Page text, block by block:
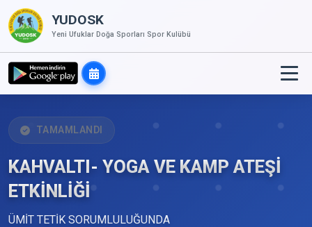
YUDOSK
Yeni Ufuklar Doğa Sporları Spor Kulübü
TAMAMLANDI
KAHVALTI- YOGA VE KAMP ATEŞİ
ETKİNLİĞİ
ÜMİT TETİK SORUMLULUĞUNDA